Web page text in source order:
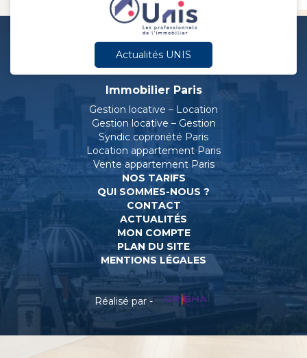
Actualités UNIS
Immobilier Paris
Gestion locative – Location
Gestion locative – Gestion
Syndic coproriété Paris
Location appartement Paris
Vente appartement Paris
NOS TARIFS
QUI SOMMES-NOUS ?
CONTACT
ACTUALITÉS
MON COMPTE
PLAN DU SITE
MENTIONS LÉGALES
Réalisé par -